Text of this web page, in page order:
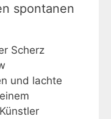
spontanen
Scherz
und lachte